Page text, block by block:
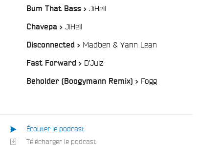
Bum That Bass > JiHell/
Chavepa > JiHell/
Disconnected > Madben & Yann Lean
Fast Forward > D'Julz/
Beholder (Boogymann Remix) > Fogg/
Écouter le podcast
Télécharger le podcast